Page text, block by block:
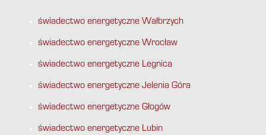
świadectwo energetyczne Wałbrzych
świadectwo energetyczne Wrocław
świadectwo energetyczne Legnica
świadectwo energetyczne Jelenia Góra
świadectwo energetyczne Głogów
świadectwo energetyczne Lubin